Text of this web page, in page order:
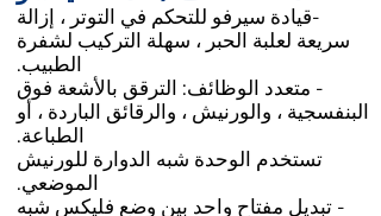
-قيادة سيرفو للتحكم في التوتر ، إزالة
سريعة لعلبة الحبر ، سهلة التركيب لشفرة
الطبيب.
- متعدد الوظائف: الترقق بالأشعة فوق
البنفسجية ، والورنيش ، والرقائق الباردة ، أو
الطباعة.
تستخدم الوحدة شبه الدوارة للورنيش
الموضعي.
- تبديل مفتاح واحد بين وضع فليكس شبه